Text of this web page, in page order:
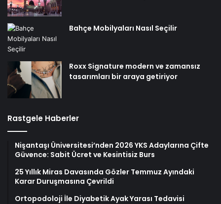
Bahçe Mobilyaları Nasıl Seçilir
Roxx Signature modern ve zamansız
tasarımları bir araya getiriyor
Rastgele Haberler
Nişantaşı Üniversitesi’nden 2026 YKS Adaylarına Çifte
Güvence: Sabit Ücret ve Kesintisiz Burs
25 Yıllık Miras Davasında Gözler Temmuz Ayındaki
Karar Duruşmasına Çevrildi
Ortopodoloji İle Diyabetik Ayak Yarası Tedavisi